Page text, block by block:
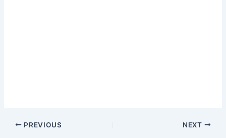
PREVIOUS NEXT